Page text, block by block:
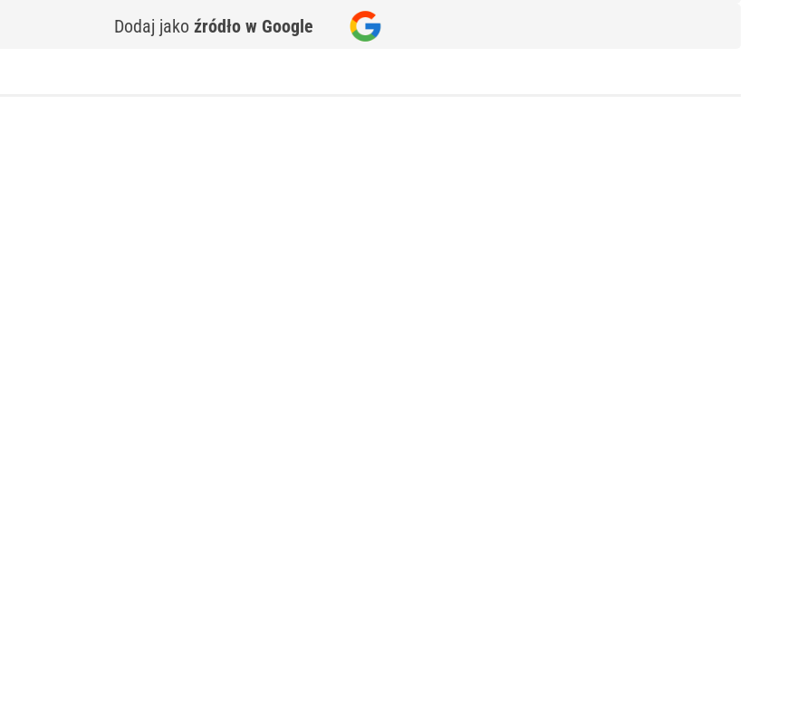
Dodaj jako źródło w Google